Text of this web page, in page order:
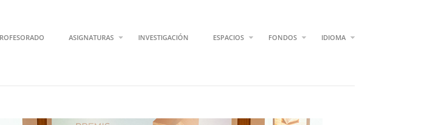
ASIGNATURAS INVESTIGACIÓN ESPACIOS FONDOS IDIOMA